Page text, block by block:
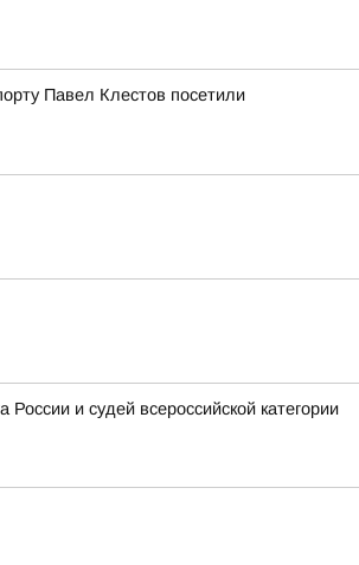
Павел Клестов посетили
и судей всероссийской категории